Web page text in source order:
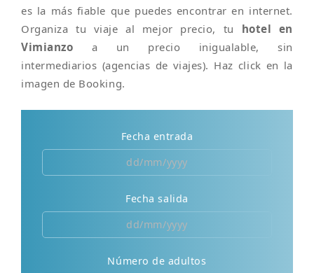
es la más fiable que puedes encontrar en internet.
Organiza tu viaje al mejor precio, tu hotel en
Vimianzo a un precio inigualable, sin
intermediarios (agencias de viajes). Haz click en la
imagen de Booking.
Fecha entrada
Fecha salida
Número de adultos